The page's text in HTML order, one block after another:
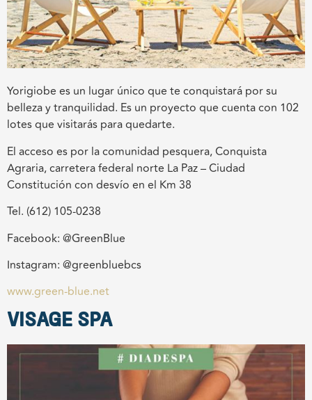
Yorigiobe es un lugar único que te conquistará por su
belleza y tranquilidad. Es un proyecto que cuenta con 102
lotes que visitarás para quedarte.
El acceso es por la comunidad pesquera, Conquista
Agraria, carretera federal norte La Paz – Ciudad
Constitución con desvío en el Km 38
Tel. (612) 105-0238
Facebook: @GreenBlue
Instagram: @greenbluebcs
www.green-blue.net
VISAGE SPA